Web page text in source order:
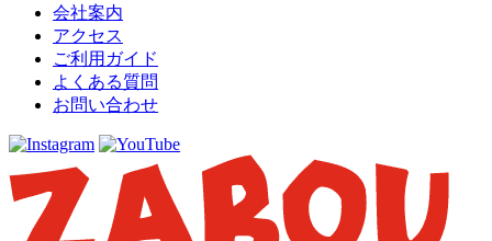
会社案内
アクセス
ご利用ガイド
よくある質問
お問い合わせ